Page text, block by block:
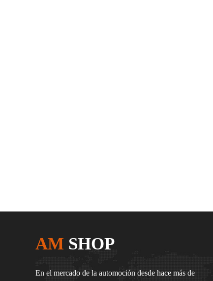
AM SHOP
En el mercado de la automoción desde hace más de